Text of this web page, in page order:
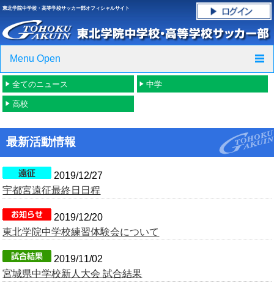
東北学院中学校・高等学校サッカー部オフィシャルサイト
Menu Open
TOP
フォトギャラリー
全てのニュース 中学
高校
最新活動情報
2019/12/27
宇都宮遠征最終日日程
2019/12/20
東北学院中学校練習体験会について
2019/11/02
宮城県中学校新人大会 試合結果